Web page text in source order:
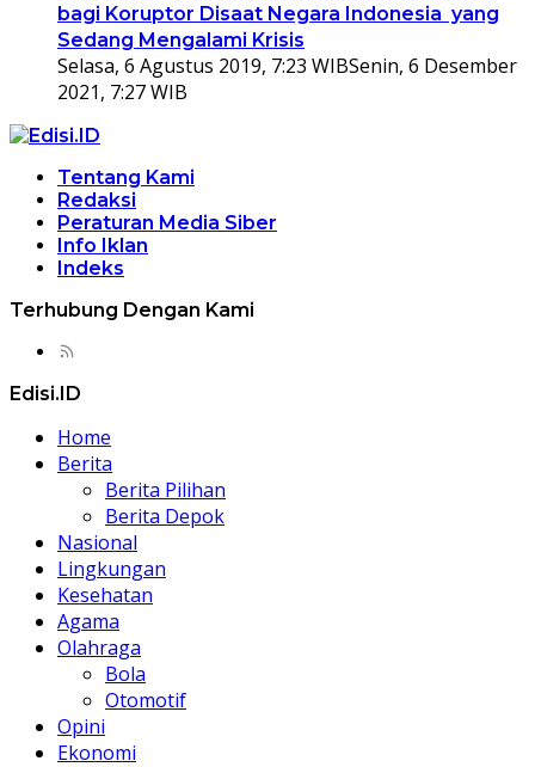
bagi Koruptor Disaat Negara Indonesia yang
Sedang Mengalami Krisis
Selasa, 6 Agustus 2019, 7:23 WIBSenin, 6 Desember
2021, 7:27 WIB
Tentang Kami
Redaksi
Peraturan Media Siber
Info Iklan
Indeks
Terhubung Dengan Kami
Edisi.ID
Home
Berita
Berita Pilihan
Berita Depok
Nasional
Lingkungan
Kesehatan
Agama
Olahraga
Bola
Otomotif
Opini
Ekonomi